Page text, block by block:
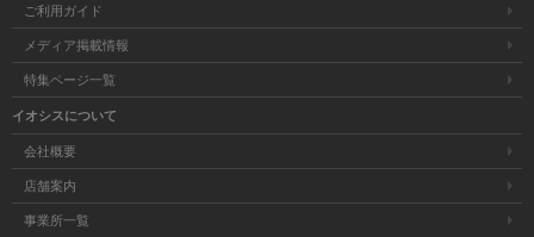
ご利用ガイド
メディア掲載情報
特集ページ一覧
イオシスについて
会社概要
店舗案内
事業所一覧